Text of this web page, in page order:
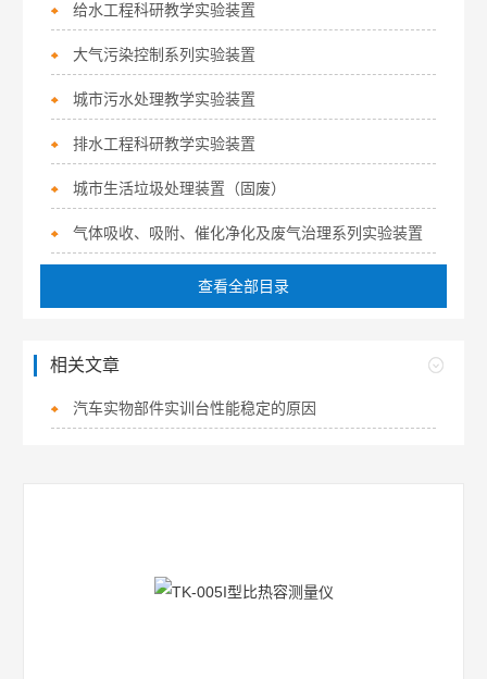
给水工程科研教学实验装置
大气污染控制系列实验装置
城市污水处理教学实验装置
排水工程科研教学实验装置
城市生活垃圾处理装置（固废）
气体吸收、吸附、催化净化及废气治理系列实验装置
查看全部目录
相关文章
汽车实物部件实训台性能稳定的原因